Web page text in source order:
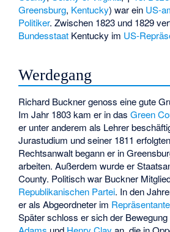
Greensburg, Kentucky) war ein US-
Politiker. Zwischen 1823 und 1829
Bundesstaat Kentucky im US-
Werdegang
Richard Buckner genoss eine gute
Im Jahr 1803 kam er in dasGreen
er unter anderem als Lehrer
Jurastudium und seiner 1811
Rechtsanwalt begann er in
arbeiten. Außerdem wurde er
County. Politisch war Buckner
Republikanischen Partei. In den
er als Abgeordneter im
Später schloss er sich der